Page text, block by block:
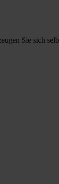
Sie sich